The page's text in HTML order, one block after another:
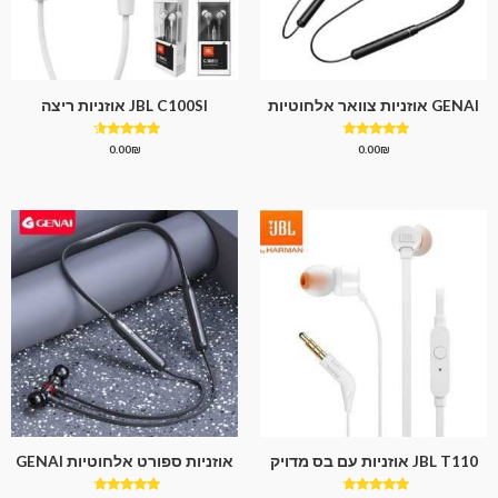
GENAI אוזניות צוואר אלחוטיות
דורג
0.00₪
JBL C100SI אוזניות ריצה
דורג0.00₪
JBL T110 אוזניות עם בס מדויק אוזניות ספורט אלחוטיות GENAI